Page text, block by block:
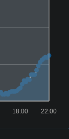
22:00
18:00